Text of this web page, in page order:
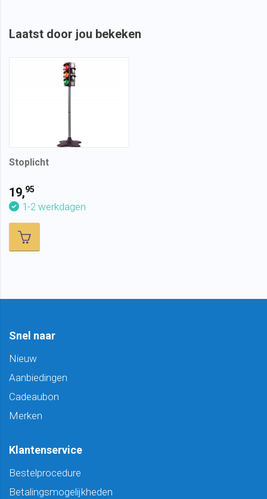
Laatst door jou bekeken
Stoplicht
19,95
1-2 werkdagen
Snel naar
Nieuw
Aanbiedingen
Cadeaubon
Merken
Klantenservice
Bestelprocedure
Betalingsmogelijkheden